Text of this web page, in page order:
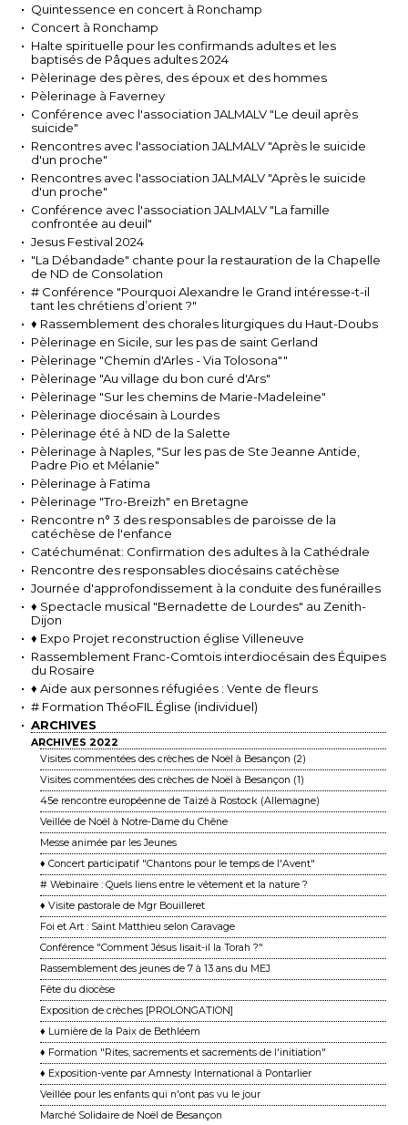
Quintessence en concert à Ronchamp
Concert à Ronchamp
Halte spirituelle pour les confirmands adultes et les
baptisés de Pâques adultes 2024
Pèlerinage des pères, des époux et des hommes
Pèlerinage à Faverney
Conférence avec l'association JALMALV "Le deuil après
suicide"
Rencontres avec l'association JALMALV "Après le suicide
d'un proche"
Rencontres avec l'association JALMALV "Après le suicide
d'un proche"
Conférence avec l'association JALMALV "La famille
confrontée au deuil"
Jesus Festival 2024
"La Débandade" chante pour la restauration de la Chapelle
de ND de Consolation
# Conférence "Pourquoi Alexandre le Grand intéresse-t-il
tant les chrétiens d’orient ?"
♦ Rassemblement des chorales liturgiques du Haut-Doubs
Pèlerinage en Sicile, sur les pas de saint Gerland
Pèlerinage "Chemin d'Arles - Via Tolosona""
Pèlerinage "Au village du bon curé d'Ars"
Pèlerinage "Sur les chemins de Marie-Madeleine"
Pèlerinage diocésain à Lourdes
Pèlerinage été à ND de la Salette
Pèlerinage à Naples, "Sur les pas de Ste Jeanne Antide,
Padre Pio et Mélanie"
Pèlerinage à Fatima
Pèlerinage "Tro-Breizh" en Bretagne
Rencontre n° 3 des responsables de paroisse de la
catéchèse de l'enfance
Catéchuménat: Confirmation des adultes à la Cathédrale
Rencontre des responsables diocésains catéchèse
Journée d'approfondissement à la conduite des funérailles
♦ Spectacle musical "Bernadette de Lourdes" au Zenith-
Dijon
♦ Expo Projet reconstruction église Villeneuve
Rassemblement Franc-Comtois interdiocésain des Équipes
du Rosaire
♦ Aide aux personnes réfugiées : Vente de fleurs
# Formation ThéoFIL Église (individuel)
ARCHIVES
ARCHIVES 2022
Visites commentées des crèches de Noël à Besançon (2)
Visites commentées des crèches de Noël à Besançon (1)
45e rencontre européenne de Taizé à Rostock (Allemagne)
Veillée de Noël à Notre-Dame du Chêne
Messe animée par les Jeunes
♦ Concert participatif "Chantons pour le temps de l'Avent"
# Webinaire : Quels liens entre le vêtement et la nature ?
♦ Visite pastorale de Mgr Bouilleret
Foi et Art : Saint Matthieu selon Caravage
Conférence "Comment Jésus lisait-il la Torah ?"
Rassemblement des jeunes de 7 à 13 ans du MEJ
Fête du diocèse
Exposition de crèches [PROLONGATION]
♦ Lumière de la Paix de Bethléem
♦ Formation "Rites, sacrements et sacrements de l'initiation"
♦ Exposition-vente par Amnesty International à Pontarlier
Veillée pour les enfants qui n'ont pas vu le jour
Marché Solidaire de Noël de Besançon